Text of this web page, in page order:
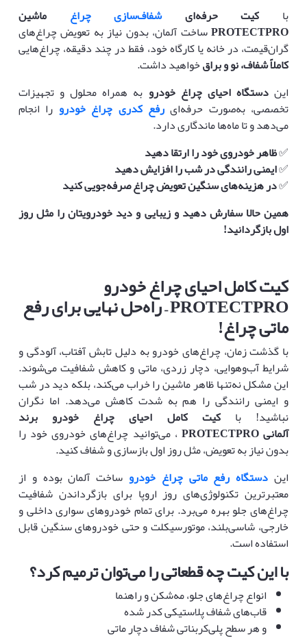
با کیت حرفه‌ایشفاف‌سازی چراغ ماشین
PROTECTPROساخت آلمان، بدون نیاز به تعویض چراغ‌های
گران‌قیمت، در خانه یا کارگاه خود، فقط در چند دقیقه، چراغ‌هایی
کاملاً شفاف، نو و براقخواهید داشت.
ایندستگاه احیای چراغ خودرو به همراه محلول و تجهیزات
تخصصی، به‌صورت حرفه‌ایرفع کدری چراغ خودرو را انجام
می‌دهد و تا ماه‌ها ماندگاری دارد.
✅ظاهر خودروی خود را ارتقا دهید
✅ایمنی رانندگی در شب را افزایش دهید
✅در هزینه‌های سنگین تعویض چراغ صرفه‌جویی کنید
همین حالا سفارش دهید و زیبایی و دید خودرویتان را مثل روز
اول بازگردانید!
کیت کامل احیای چراغ خودرو
PROTECTPRO – راه‌حل نهایی برای رفع
ماتی چراغ!
با گذشت زمان، چراغ‌های خودرو به دلیل تابش آفتاب، آلودگی و
شرایط آب‌وهوایی، دچار زردی، ماتی و کاهش شفافیت می‌شوند.
این مشکل نه‌تنها ظاهر ماشین را خراب می‌کند، بلکه دید در شب
و ایمنی رانندگی را هم به شدت کاهش می‌دهد. اما نگران
نباشید! باکیت کامل احیای چراغ خودرو برند
آلمانیPROTECTPRO ، می‌توانید چراغ‌های خودروی خود را
بدون نیاز به تعویض، مثل روز اول بازسازی و شفاف کنید.
این دستگاه رفع ماتی چراغ خودرو ساخت آلمان بوده و از
معتبرترین تکنولوژی‌های روز اروپا برای بازگرداندن شفافیت
چراغ‌های جلو بهره می‌برد. برای تمام خودروهای سواری داخلی و
خارجی، شاسی‌بلند، موتورسیکلت و حتی خودروهای سنگین قابل
استفاده است.
با این کیت چه قطعاتی را می‌توان ترمیم کرد؟
انواع چراغ‌های جلو، مه‌شکن و راهنما
قاب‌های شفاف پلاستیکی کدر شده
و هر سطح پلی‌کربناتی شفاف دچار ماتی